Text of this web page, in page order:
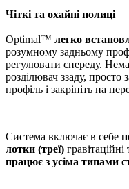
Чіткі та охайні полиці
Optimal™ легко
розумному задньому
регулювати спереду.
розділювач ззаду, просто
профіль і закріпіть на
Система включає в себе
лотки (треї)
працює з усіма типами